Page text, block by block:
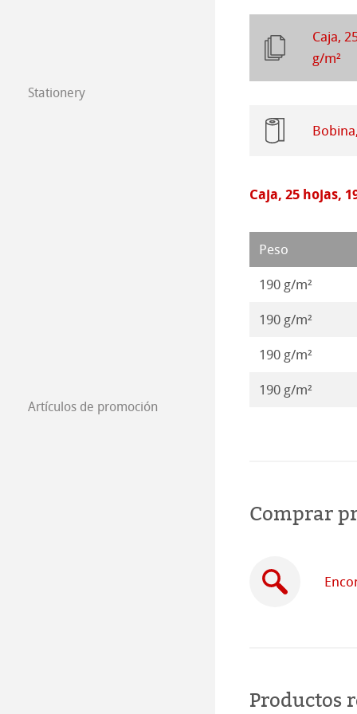
Pinturas 2020
Pinturas 2018
Pinturas 2016
Stationery
Stationery
Artículos de promoción
Caja,
g/m²
Caja, 25 hojas,
Peso
190 g/m²
190 g/m²
190 g/m²
190 g/m²
Comprar
Productos